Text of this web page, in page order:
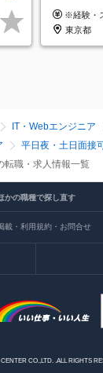
給
※経験・スキルを考
東京都
IT・Webエンジニア
平日夜・土日面接
転職・求人情報一覧
かの職種で探し直す
載・利用規約・お問合せ
CO.,LTD. .ALL RIGHTS